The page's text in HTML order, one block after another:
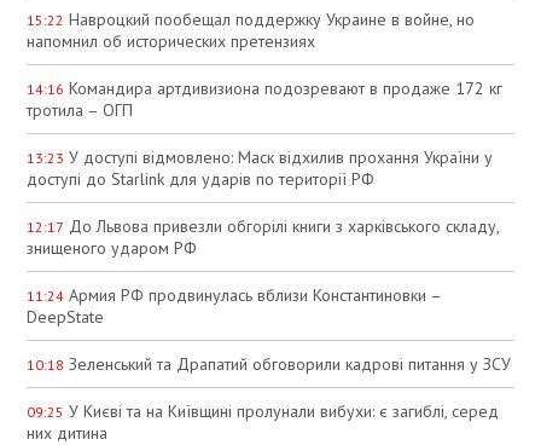
15:22 Навроцкий пообещал поддержку Украине в войне, но
напомнил об исторических претензиях
14:16 Командира артдивизиона подозревают в продаже 172 кг
тротила – ОГП
13:23 У доступі відмовлено: Маск відхилив прохання України у
доступі до Starlink для ударів по території РФ
12:17 До Львова привезли обгорілі книги з харківського складу,
знищеного ударом РФ
11:24 Армия РФ продвинулась вблизи Константиновки –
DeepState
10:18 Зеленський та Драпатий обговорили кадрові питання у ЗСУ
09:25 У Києві та на Київщині пролунали вибухи: є загиблі, серед
них дитина